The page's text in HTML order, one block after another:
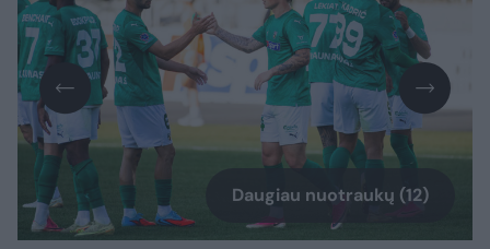
Daugiau nuotraukų (12)